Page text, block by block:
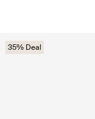
35% Deal